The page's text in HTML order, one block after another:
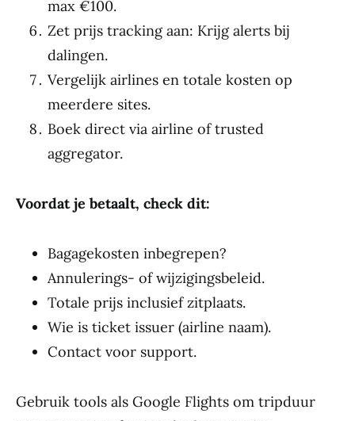
max €100.
Zet prijs tracking aan: Krijg alerts bij
dalingen.
Vergelijk airlines en totale kosten op
meerdere sites.
Boek direct via airline of trusted
aggregator.
Voordat je betaalt, check dit:
Bagagekosten inbegrepen?
Annulerings- of wijzigingsbeleid.
Totale prijs inclusief zitplaats.
Wie is ticket issuer (airline naam).
Contact voor support.
Gebruik tools als Google Flights om tripduur